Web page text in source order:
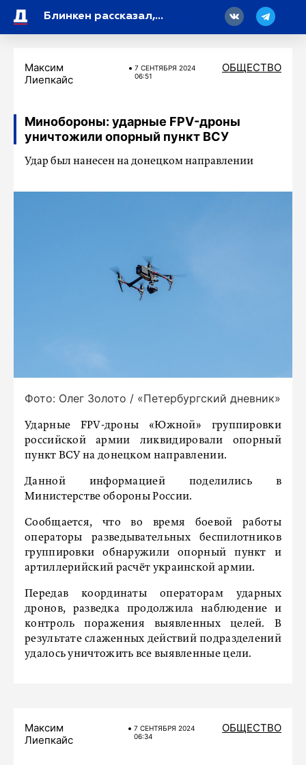
Блинкен рассказал, что провел разговор с новым главой МИД Украины Сибигой
Максим
Лиепкайс
7 СЕНТЯБРЯ 2024
06:51
ОБЩЕСТВО
Минобороны: ударные FPV-дроны
уничтожили опорный пункт ВСУ
Удар был нанесен на донецком направлении
Фото: Олег Золото / «Петербургский дневник»
Ударные FPV-дроны «Южной» группировки
российской армии ликвидировали опорный
пункт ВСУ на донецком направлении.
Данной информацией поделились в
Министерстве обороны России.
Сообщается, что во время боевой работы
операторы разведывательных беспилотников
группировки обнаружили опорный пункт и
артиллерийский расчёт украинской армии.
Передав координаты операторам ударных
дронов, разведка продолжила наблюдение и
контроль поражения выявленных целей. В
результате слаженных действий подразделений
удалось уничтожить все выявленные цели.
Максим
Лиепкайс
7 СЕНТЯБРЯ 2024
06:34
ОБЩЕСТВО